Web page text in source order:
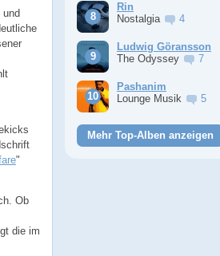
"
Ob
die im
Rin
Nostalgia
4
Ludwig Göransson
The Odyssey
7
Pashanim
Lounge Musik
5
Mehr Top-Alben anzeigen